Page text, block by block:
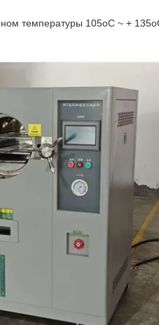
температуры 105oC ~ +